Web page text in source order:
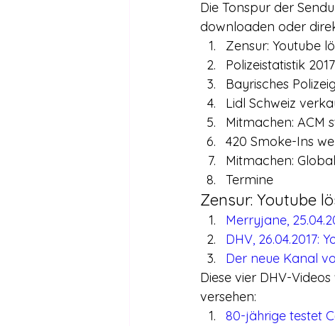
Die Tonspur der
downloaden oder
Zensur: Youtube
Polizeistatistik
Bayrisches
Lidl Schweiz
Mitmachen: ACM
420 Smoke-Ins
Mitmachen:
Termine
Zensur: Youtube
Merryjane,
DHV, 26.04.2017:
Der neue Kanal
Diese vier DHV-
versehen:
80-jährige testet